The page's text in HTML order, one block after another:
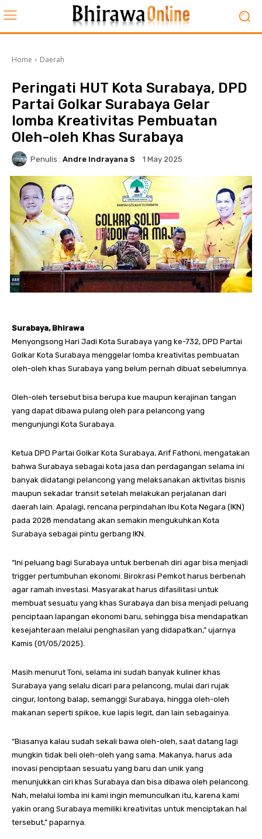
Home Daerah
Peringati HUT Kota Surabaya, DPD
Partai Golkar Surabaya Gelar
lomba Kreativitas Pembuatan
Oleh-oleh Khas Surabaya
Penulis : Andre Indrayana S 1 May 2025
Surabaya, Bhirawa
Menyongsong Hari Jadi Kota Surabaya yang ke-732, DPD Partai
Golkar Kota Surabaya menggelar lomba kreativitas pembuatan
oleh-oleh khas Surabaya yang belum pernah dibuat sebelumnya.
Oleh-oleh tersebut bisa berupa kue maupun kerajinan tangan
yang dapat dibawa pulang oleh para pelancong yang
mengunjungi Kota Surabaya.
Ketua DPD Partai Golkar Kota Surabaya, Arif Fathoni, mengatakan
bahwa Surabaya sebagai kota jasa dan perdagangan selama ini
banyak didatangi pelancong yang melaksanakan aktivitas bisnis
maupun sekadar transit setelah melakukan perjalanan dari
daerah lain. Apalagi, rencana perpindahan Ibu Kota Negara (IKN)
pada 2028 mendatang akan semakin mengukuhkan Kota
Surabaya sebagai pintu gerbang IKN.
“Ini peluang bagi Surabaya untuk berbenah diri agar bisa menjadi
trigger pertumbuhan ekonomi. Birokrasi Pemkot harus berbenah
agar ramah investasi. Masyarakat harus difasilitasi untuk
membuat sesuatu yang khas Surabaya dan bisa menjadi peluang
penciptaan lapangan ekonomi baru, sehingga bisa mendapatkan
kesejahteraan melalui penghasilan yang didapatkan,” ujarnya
Kamis (01/05/2025).
Masih menurut Toni, selama ini sudah banyak kuliner khas
Surabaya yang selalu dicari para pelancong, mulai dari rujak
cingur, lontong balap, semanggi Surabaya, hingga oleh-oleh
makanan seperti spikoe, kue lapis legit, dan lain sebagainya.
“Biasanya kalau sudah sekali bawa oleh-oleh, saat datang lagi
mungkin tidak beli oleh-oleh yang sama. Makanya, harus ada
inovasi penciptaan sesuatu yang baru dan unik yang
menunjukkan ciri khas Surabaya dan bisa dibawa oleh pelancong.
Nah, melalui lomba ini kami ingin memunculkan itu, karena kami
yakin orang Surabaya memiliki kreativitas untuk menciptakan hal
tersebut,” paparnya.